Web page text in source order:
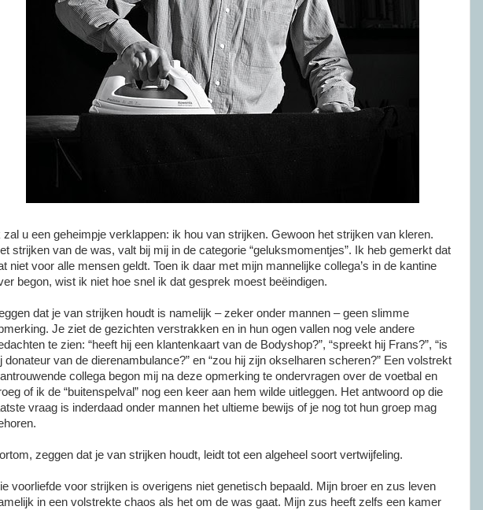
zal u een geheimpje verklappen: ik hou van strijken. Gewoon het strijken van kleren.
strijken van de was, valt bij mij in de categorie “geluksmomentjes”. Ik heb gemerkt dat
niet voor alle mensen geldt. Toen ik daar met mijn mannelijke collega’s in de kantine
begon, wist ik niet hoe snel ik dat gesprek moest beëindigen.
dat je van strijken houdt is namelijk – zeker onder mannen – geen slimme
Je ziet de gezichten verstrakken en in hun ogen vallen nog vele andere
te zien: “heeft hij een klantenkaart van de Bodyshop?”, “spreekt hij Frans?”, “is
donateur van de dierenambulance?” en “zou hij zijn okselharen scheren?” Een volstrekt
collega begon mij na deze opmerking te ondervragen over de voetbal en
of ik de “buitenspelval” nog een keer aan hem wilde uitleggen. Het antwoord op die
vraag is inderdaad onder mannen het ultieme bewijs of je nog tot hun groep mag
zeggen dat je van strijken houdt, leidt tot een algeheel soort vertwijfeling.
voorliefde voor strijken is overigens niet genetisch bepaald. Mijn broer en zus leven
in een volstrekte chaos als het om de was gaat. Mijn zus heeft zelfs een kamer